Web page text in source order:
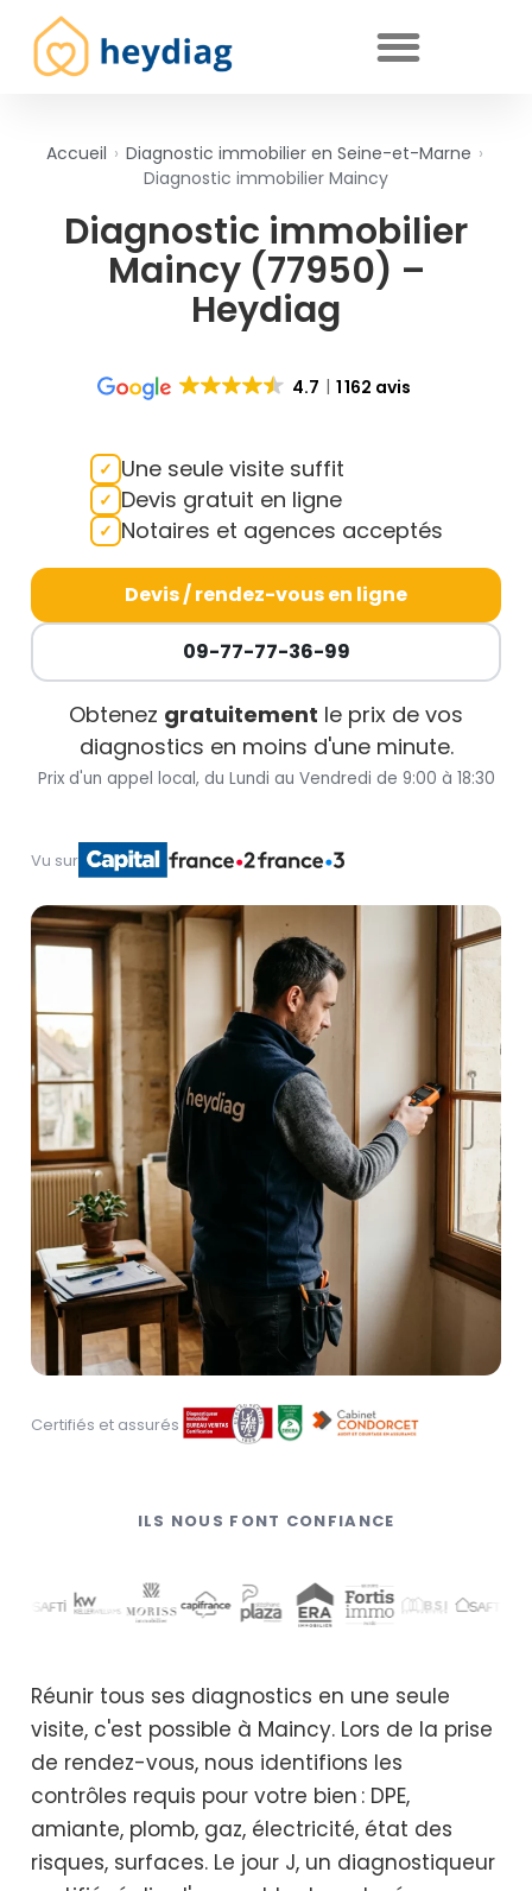
Accueil › Diagnostic immobilier en Seine-et-Marne ›
Diagnostic immobilier Maincy
Diagnostic immobilier
Maincy (77950) –
Heydiag
4.7 1 162 avis
Une seule visite suffit
Devis gratuit en ligne
Notaires et agences acceptés
Devis / rendez-vous en ligne
09-77-77-36-99
Obtenez gratuitement le prix de vos
diagnostics en moins d'une minute.
Prix d'un appel local, du Lundi au Vendredi de 9:00 à 18:30
Vu sur
Certifiés et assurés
ILS NOUS FONT CONFIANCE
Réunir tous ses diagnostics en une seule
visite, c'est possible à Maincy. Lors de la prise
de rendez-vous, nous identifions les
contrôles requis pour votre bien : DPE,
amiante, plomb, gaz, électricité, état des
risques, surfaces. Le jour J, un diagnostiqueur